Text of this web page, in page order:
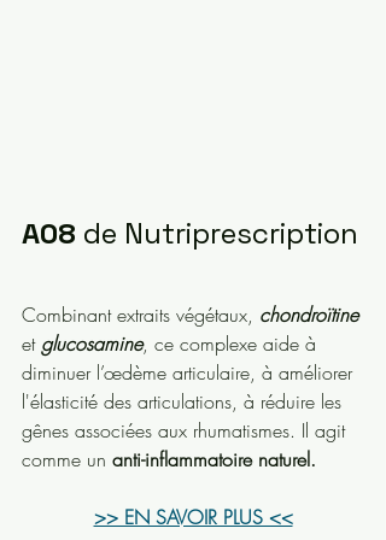
A08 de Nutriprescription
Combinant extraits végétaux, chondroïtine
et glucosamine, ce complexe aide à
diminuer l’œdème articulaire, à améliorer
l'élasticité des articulations, à réduire les
gênes associées aux rhumatismes. Il agit
comme un anti-inflammatoire naturel.
>> EN SAVOIR PLUS <<